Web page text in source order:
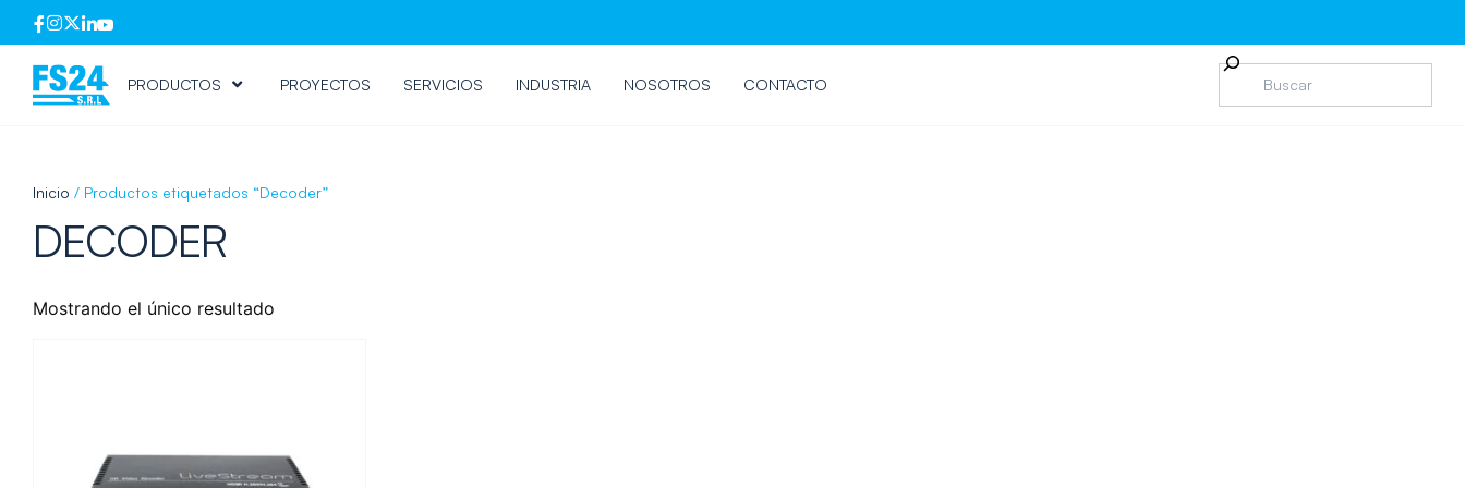
PRODUCTOS PROYECTOS SERVICIOS INDUSTRIA NOSOTROS CONTACTO
Inicio / Productos etiquetados “Decoder”
DECODER
Mostrando el único resultado